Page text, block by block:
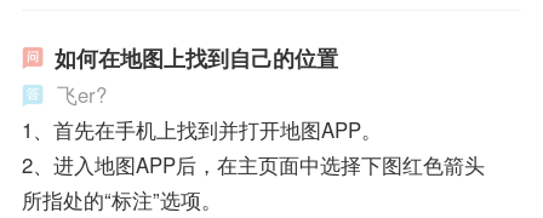
如何在地图上找到自己的位置
飞er?
1、首先在手机上找到并打开地图APP。
2、进入地图APP后，在主页面中选择下图红色箭头
所指处的“标注”选项。